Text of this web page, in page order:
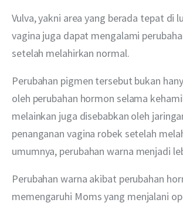
Vulva, yakni area yang berada tepat di
vagina juga dapat mengalami
setelah melahirkan normal.
Perubahan pigmen tersebut bukan
oleh perubahan hormon selama
melainkan juga disebabkan oleh
penanganan vagina robek setelah
umumnya, perubahan warna menjadi
Perubahan warna akibat perubahan
memengaruhi Moms yang menjalani